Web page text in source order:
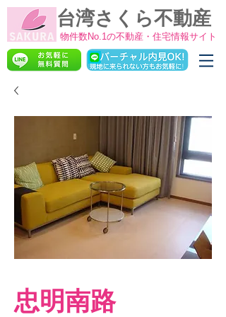
物件数No.1の不動産・住宅情報サイト
台湾さくら不動産
忠明南路